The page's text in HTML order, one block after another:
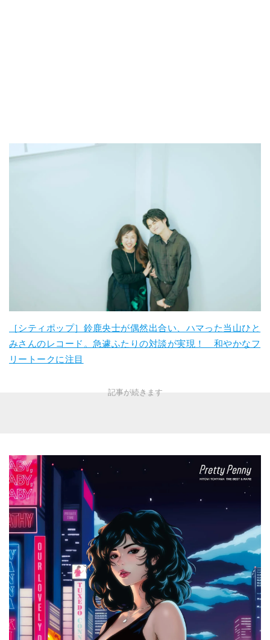
［シティポップ］鈴鹿央士が偶然出合い、ハマった当山ひと
みさんのレコード。急遽ふたりの対談が実現！ 和やかなフ
リートークに注目